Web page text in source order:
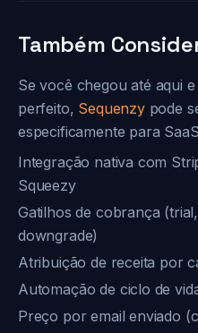
Também
Se você chegou até aqui
perfeito, Sequenzypode
especificamente para
Integração nativa com
Squeezy
Gatilhos de cobrança
downgrade)
Atribuição de receita por
Automação de ciclo de
Preço por email enviado